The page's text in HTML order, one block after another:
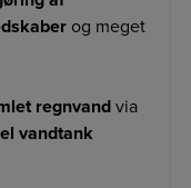
og meget
regnvandvia
vandtank